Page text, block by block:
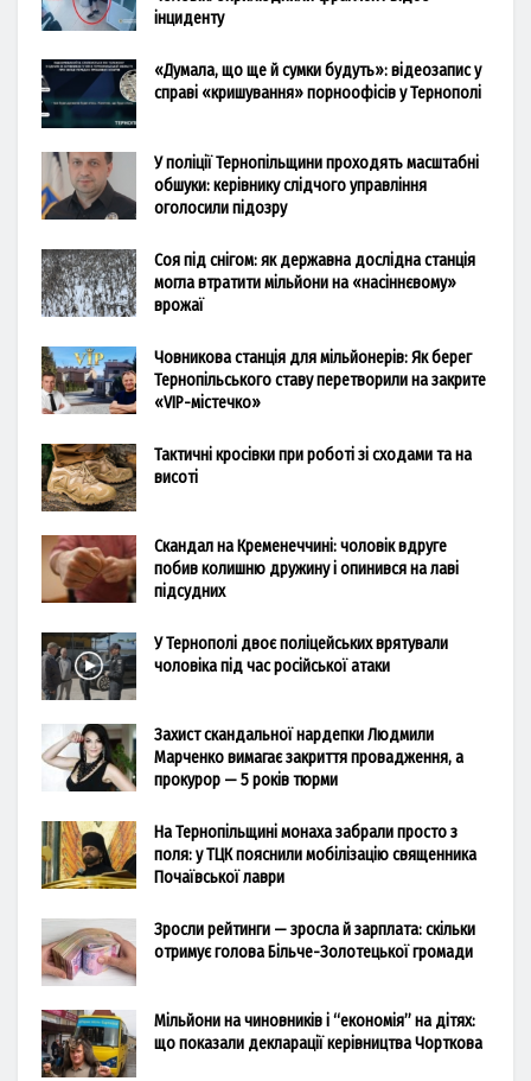
інциденту
«Думала, що ще й сумки будуть»: відеозапис у
справі «кришування» порноофісів у Тернополі
У поліції Тернопільщини проходять масштабні
обшуки: керівнику слідчого управління
оголосили підозру
Соя під снігом: як державна дослідна станція
могла втратити мільйони на «насіннєвому»
врожаї
Човникова станція для мільйонерів: Як берег
Тернопільського ставу перетворили на закрите
«VIP-містечко»
Тактичні кросівки при роботі зі сходами та на
висоті
Скандал на Кременеччині: чоловік вдруге
побив колишню дружину і опинився на лаві
підсудних
У Тернополі двоє поліцейських врятували
чоловіка під час російської атаки
Захист скандальної нардепки Людмили
Марченко вимагає закриття провадження, а
прокурор — 5 років тюрми
На Тернопільщині монаха забрали просто з
поля: у ТЦК пояснили мобілізацію священника
Почаївської лаври
Зросли рейтинги — зросла й зарплата: скільки
отримує голова Більче-Золотецької громади
Мільйони на чиновників і “економія” на дітях:
що показали декларації керівництва Чорткова